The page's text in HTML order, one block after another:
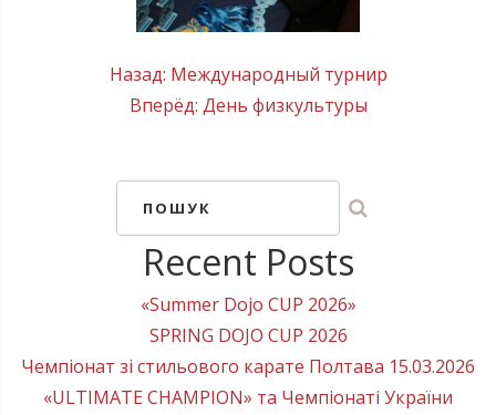
Назад: Международный турнир
Вперёд: День физкультуры
ПОШУК
Recent Posts
«Summer Dojo CUP 2026»
SPRING DOJO CUP 2026
Чемпіонат зі стильового карате Полтава 15.03.2026
«ULTIMATE CHAMPION» та Чемпіонаті України